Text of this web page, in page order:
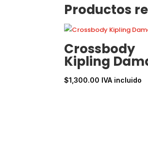
Productos
Crossbody
Kipling
$1,300.00 IVA incluido